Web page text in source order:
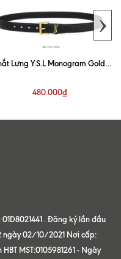
Lưng Y.S.L Monogram Gold
480.000₫
›
. Đăng ký lần đầu
ngày 02/10/2021 Nơi cấp:
MST:0105981261 - Ngày